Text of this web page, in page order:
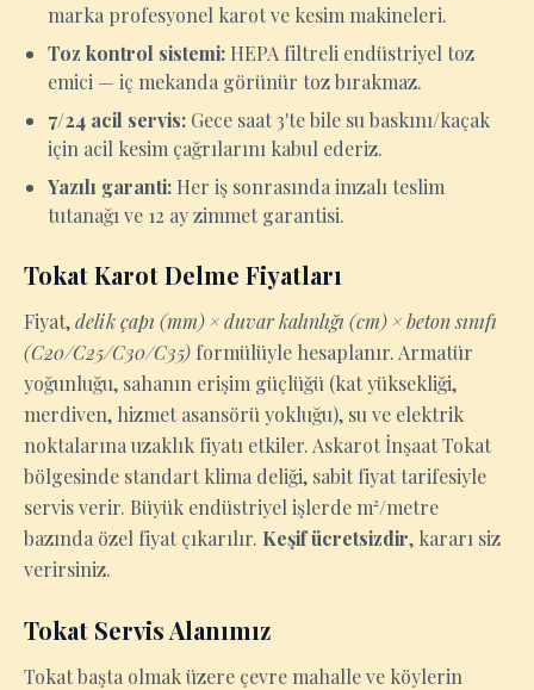
marka profesyonel karot ve kesim makineleri.
Toz kontrol sistemi: HEPA filtreli endüstriyel toz
emici — iç mekanda görünür toz bırakmaz.
7/24 acil servis: Gece saat 3'te bile su baskını/kaçak
için acil kesim çağrılarını kabul ederiz.
Yazılı garanti: Her iş sonrasında imzalı teslim
tutanağı ve 12 ay zimmet garantisi.
Tokat Karot Delme Fiyatları
Fiyat,delik çapı (mm) × duvar kalınlığı (cm) × beton sınıfı
(C20/C25/C30/C35) formülüyle hesaplanır. Armatür
yoğunluğu, sahanın erişim güçlüğü (kat yüksekliği,
merdiven, hizmet asansörü yokluğu), su ve elektrik
noktalarına uzaklık fiyatı etkiler. Askarot İnşaat Tokat
bölgesinde standart klima deliği, sabit fiyat tarifesiyle
servis verir. Büyük endüstriyel işlerde m²/metre
bazında özel fiyat çıkarılır. Keşif ücretsizdir, kararı siz
verirsiniz.
Tokat Servis Alanımız
Tokat başta olmak üzere çevre mahalle ve köylerin